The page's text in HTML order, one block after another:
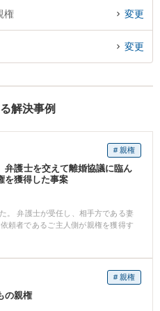
権 変更
変更
解決事例
# 親権
弁護士を交えて離婚協議に臨ん
を獲得した事案
。 弁護士が受任し、相手方である妻
頼者であるご主人側が親権を獲得す
# 親権
の親権